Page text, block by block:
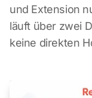
und Extension
läuft über zwei
keine direkten